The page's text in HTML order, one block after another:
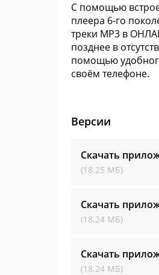
С помощью
плеера 6-го
треки MP3 в
позднее в
помощью
своём телефоне.
Версии
Скачать
(18.25 МБ)
Скачать
(18.24 МБ)
Скачать
(18.24 МБ)